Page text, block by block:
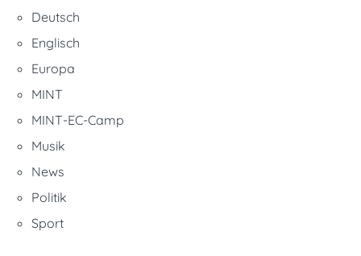
Deutsch
Englisch
Europa
MINT
MINT-EC-Camp
Musik
News
Politik
Sport